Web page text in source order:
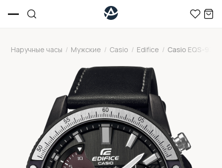
Наручные часы / Мужские / Casio / Edifice / Casio EQS-